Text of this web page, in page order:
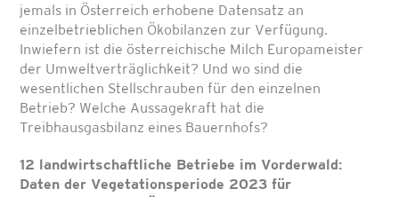
jemals in Österreich erhobene Datensatz an
einzelbetrieblichen Ökobilanzen zur Verfügung.
Inwiefern ist die österreichische Milch Europameister
der Umweltverträglichkeit? Und wo sind die
wesentlichen Stellschrauben für den einzelnen
Betrieb? Welche Aussagekraft hat die
Treibhausgasbilanz eines Bauernhofs?
12 landwirtschaftliche Betriebe im Vorderwald:
Daten der Vegetationsperiode 2023 für